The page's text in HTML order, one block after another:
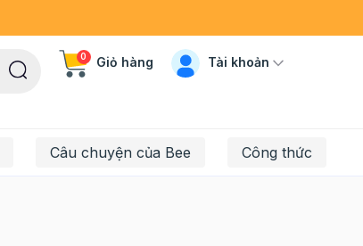
0 Giỏ hàng Tài khoản
Câu chuyện của Bee Công thức